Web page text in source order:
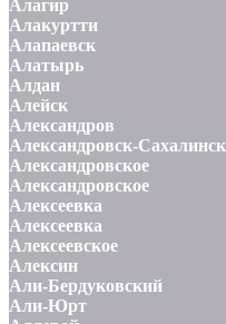
Алагир
Алакуртти
Алапаевск
Алатырь
Алдан
Алейск
Александров
Александровск-
Александровское
Александровское
Алексеевка
Алексеевка
Алексеевское
Алексин
Али-Бердуковский
Али-Юрт